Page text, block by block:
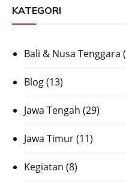
KATEGORI
Bali & Nusa Tenggara
Blog(13)
Jawa Tengah (29)
Jawa Timur(11)
Kegiatan (8)